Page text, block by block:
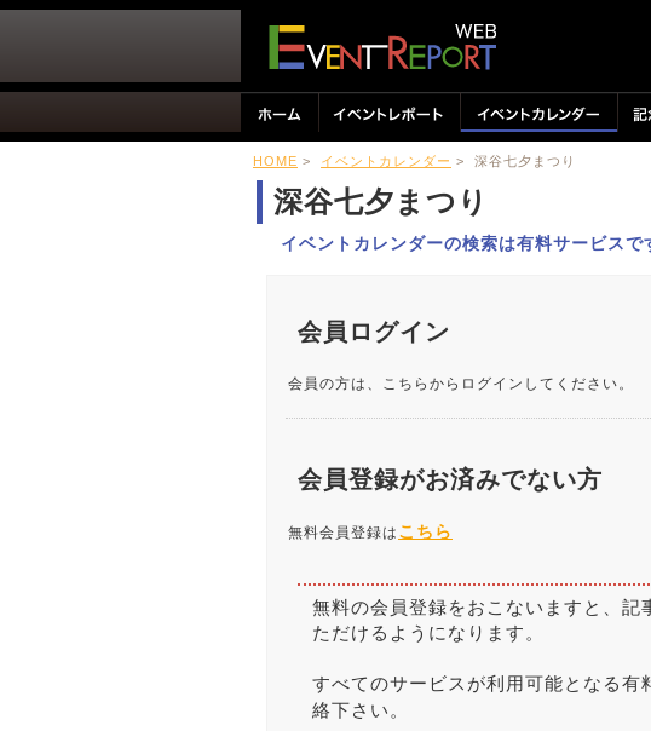
HOME > イベントカレンダー > 深谷七夕まつり
深谷七夕まつり
イベントカレンダーの検索は有料サービス
会員ログイン
会員の方は、こちらからログインしてください。
会員登録がお済みでない方
無料会員登録は こちら
無料の会員登録をおこないますと、
ただけるようになります。
すべてのサービスが利用可能となる有
絡下さい。